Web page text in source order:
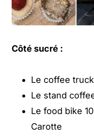
Côté sucré :
Le coffee
Le stand
Le food bike
Carotte